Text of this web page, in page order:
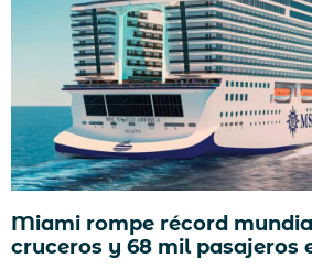
Miami rompe récord
cruceros y 68 mil pasajeros